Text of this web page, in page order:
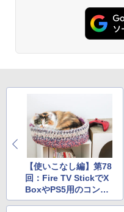
【使いこなし編】第78
回：Fire TV StickでX
BoxやPS5用のコント
ローラーを使う